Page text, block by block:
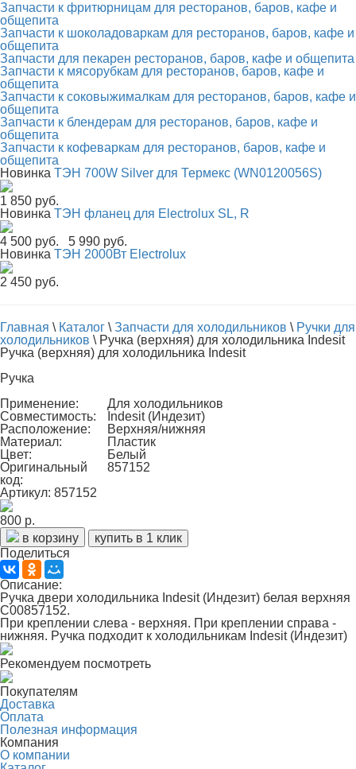
Запчасти к фритюрницам для ресторанов, баров, кафе и
общепита
Запчасти к шоколадоваркам для ресторанов, баров, кафе и
общепита
Запчасти для пекарен ресторанов, баров, кафе и общепита
Запчасти к мясорубкам для ресторанов, баров, кафе и
общепита
Запчасти к соковыжималкам для ресторанов, баров, кафе и
общепита
Запчасти к блендерам для ресторанов, баров, кафе и
общепита
Запчасти к кофеваркам для ресторанов, баров, кафе и
общепита
Новинка ТЭН 700W Silver для Термекс (WN0120056S)
1 850 руб.
Новинка ТЭН фланец для Electrolux SL, R
4 500 руб.
5 990 руб.
Новинка ТЭН 2000Вт Electrolux
2 450 руб.
Главная \ Каталог \ Запчасти для холодильников \ Ручки для
холодильников \ Ручка (верхняя) для холодильника Indesit
Ручка (верхняя) для холодильника Indesit
Ручка
Применение:
Для холодильников
Совместимость:
Indesit (Индезит)
Расположение:
Верхняя/нижняя
Материал:
Пластик
Цвет:
Белый
Оригинальный
код:
857152
Артикул: 857152
800 р.
в корзину
купить в 1 клик
Поделиться
Описание:
Ручка двери холодильника Indesit (Индезит) белая верхняя
C00857152.
При креплении слева - верхняя. При креплении справа -
нижняя. Ручка подходит к холодильникам Indesit (Индезит)
Рекомендуем посмотреть
Покупателям
Доставка
Оплата
Полезная информация
Компания
О компании